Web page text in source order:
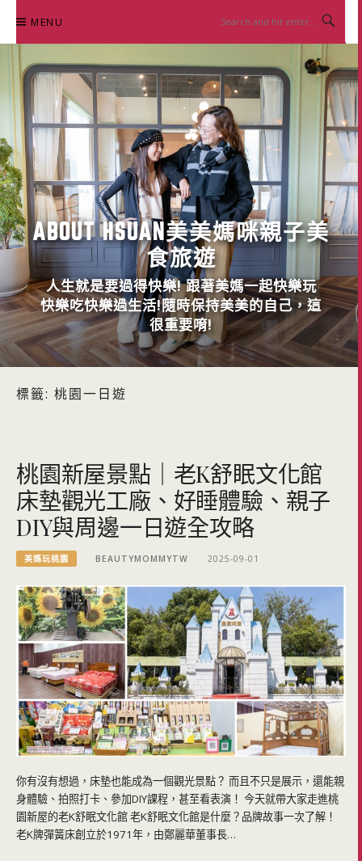
content
MENU
ABOUT HSUAN美美媽咪親子美
食旅遊
人生就是要過得快樂! 跟著美媽一起快樂玩
快樂吃快樂過生活!隨時保持美美的自己，這
很重要唷!
標籤: 桃園一日遊
桃園新屋景點｜老K舒眠文化館
床墊觀光工廠、好睡體驗、親子
DIY與周邊一日遊全攻略
美媽玩桃園 BEAUTYMOMMYTW 2025-09-01
你有沒有想過，床墊也能成為一個觀光景點？ 而且不只是展示，還能親
身體驗、拍照打卡、參加DIY課程，甚至看表演！ 今天就帶大家走進桃
園新屋的老K舒眠文化館 老K舒眠文化館是什麼？品牌故事一次了解！
老K牌彈簧床創立於1971年，由鄭麗華董事長…